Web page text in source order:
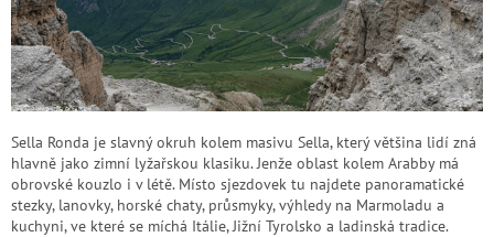
Sella Ronda je slavný okruh kolem masivu Sella, který většina lidí zná
hlavně jako zimní lyžařskou klasiku. Jenže oblast kolem Arabby má
obrovské kouzlo i v létě. Místo sjezdovek tu najdete panoramatické
stezky, lanovky, horské chaty, průsmyky, výhledy na Marmoladu a
kuchyni, ve které se míchá Itálie, Jižní Tyrolsko a ladinská tradice.